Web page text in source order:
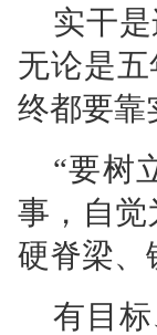
实干
无论是
终都要靠
“要树
事，自觉
硬脊梁、
有目